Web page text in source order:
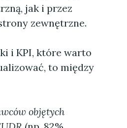
jak i przez
zewnętrzne.
i KPI, które warto
to między
objętych